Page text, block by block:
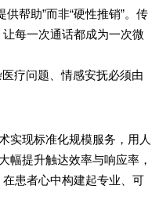
帮助”而非“硬性推销”。传
每一次通话都成为一次微
疗问题、情感安抚必须由
现标准化规模服务，用人
幅提升触达效率与响应率，
患者心中构建起专业、可